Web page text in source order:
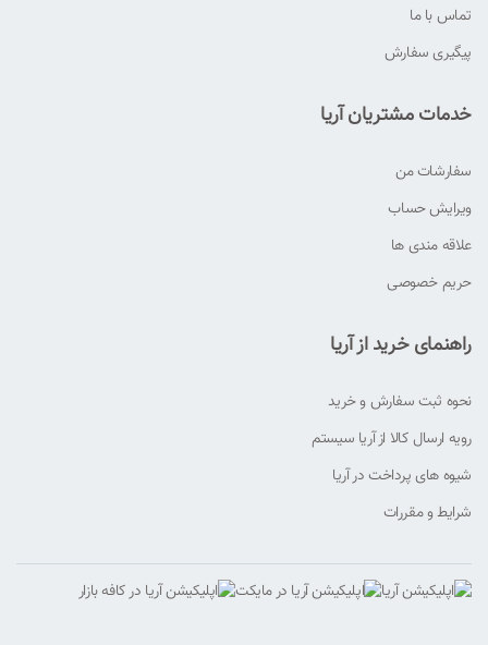
تماس با ما
پیگیری سفارش
خدمات مشتریان آریا
سفارشات من
ویرایش حساب
علاقه مندی ها
حریم خصوصی
راهنمای خرید از آریا
نحوه ثبت سفارش و خرید
رویه ارسال کالا از آریا سیستم
شیوه های پرداخت در آریا
شرایط و مقررات